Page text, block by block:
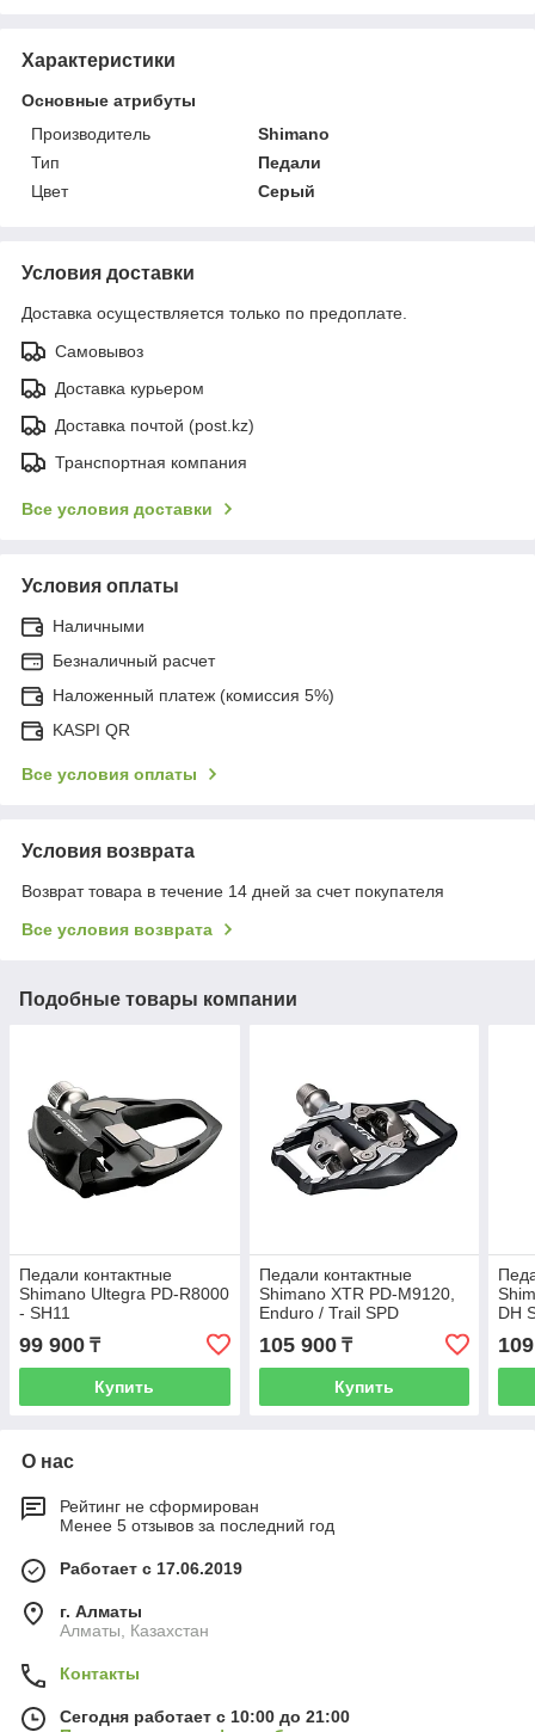
Характеристики
Основные атрибуты
Производитель
Shimano
Тип
Педали
Цвет
Серый
Условия доставки
Доставка осуществляется только по предоплате.
Самовывоз
Доставка курьером
Доставка почтой (post.kz)
Транспортная компания
Все условия доставки
Условия оплаты
Наличными
Безналичный расчет
Наложенный платеж (комиссия 5%)
KASPI QR
Все условия оплаты
Условия возврата
Возврат товара в течение 14 дней за счет покупателя
Все условия возврата
Подобные товары компании
Педали контактные
Shimano Ultegra PD-R8000
- SH11
99 900 ₸
Купить
Педали контактные
Shimano XTR PD-M9120,
Enduro / Trail SPD
105 900₸
Купить
DH
О нас
Рейтинг не сформирован
Менее 5 отзывов за последний год
Работает с 17.06.2019
г. Алматы
Алматы, Казахстан
Контакты
Сегодня работает с 10:00 до 21:00